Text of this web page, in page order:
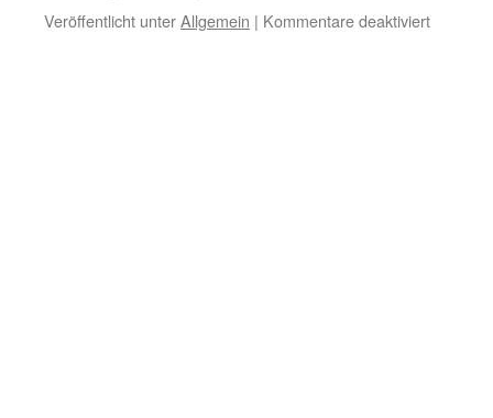
Veröffentlicht unterAllgemein | Kommentare deaktiviertfür